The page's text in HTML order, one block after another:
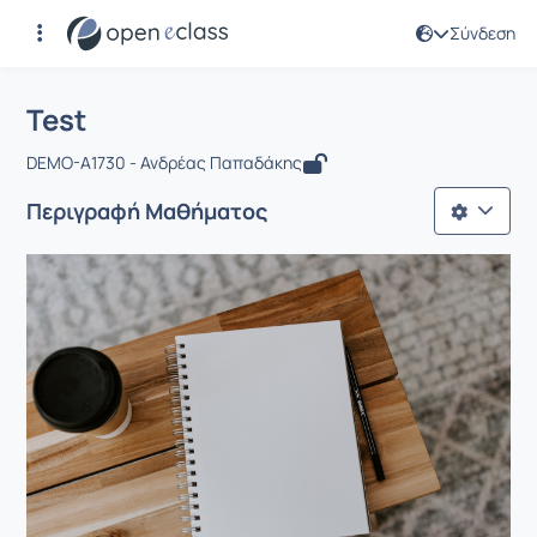
Σύνδεση
Αρχική Σελίδα
Μάθημα : Test
Test
DEMO-A1730 - Ανδρέας Παπαδάκης
Περιγραφή Μαθήματος